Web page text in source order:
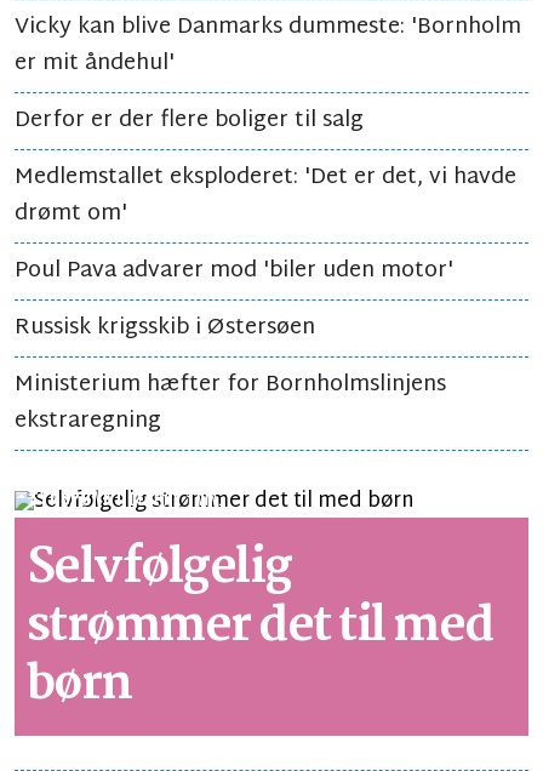
Vicky kan blive Danmarks dummeste: 'Bornholm
er mit åndehul'
Derfor er der flere boliger til salg
Medlemstallet eksploderet: 'Det er det, vi havde
drømt om'
Poul Pava advarer mod 'biler uden motor'
Russisk krigsskib i Østersøen
Ministerium hæfter for Bornholmslinjens
ekstraregning
SYNSPUNKT LÆSETID 1 MIN.
Selvfølgelig
strømmer det til med
børn